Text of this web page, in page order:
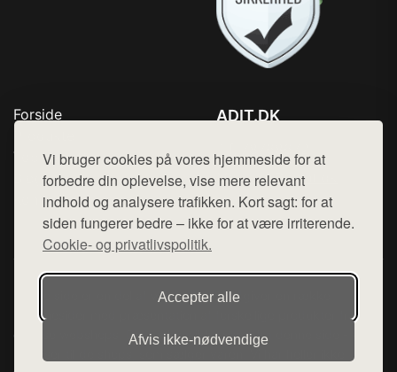
Vi bruger cookies på vores hjemmeside for at
forbedre din oplevelse, vise mere relevant
indhold og analysere trafikken. Kort sagt: for at
siden fungerer bedre – ikke for at være irriterende.
Cookie- og privatlivspolitik.
Accepter alle
Afvis ikke‑nødvendige
Forside
Top Rabatter
Blog
Kontakt
ADIT.DK
Mail: hej@want.dk
Cookie- og privatlivspolitik
Denne side er en del af want.dk, der udgiver en række
hjemmesider med præsentation af forskellige produkter fra
diverse webshops. Der sælges ikke varer fra denne side - vi
henviser til de shops, som sælger varen. Vi har heller ikke